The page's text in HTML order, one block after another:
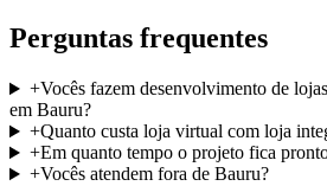
Perguntas frequentes
+Vocês fazem desenvolvimento de
em Bauru?
+Quanto custa loja virtual com loja
+Em quanto tempo o projeto fica
+Vocês atendem fora de Bauru?